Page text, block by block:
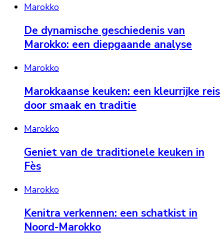
Marokko
De dynamische geschiedenis van
Marokko: een diepgaande analyse
Marokko
Marokkaanse keuken: een kleurrijke reis
door smaak en traditie
Marokko
Geniet van de traditionele keuken in
Fès
Marokko
Kenitra verkennen: een schatkist in
Noord-Marokko